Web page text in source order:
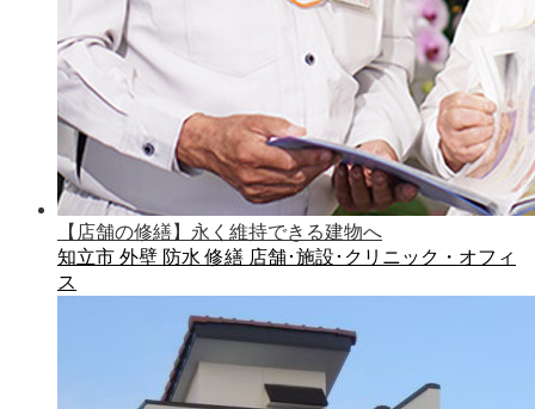
【店舗の修繕】永く維持できる建物へ
知立市 外壁 防水 修繕 店舗･施設･クリニック・オフィ
ス